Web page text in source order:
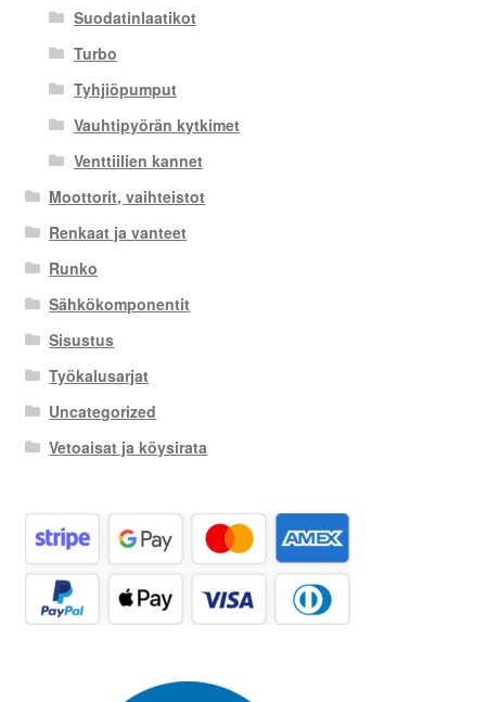
Suodatinlaatikot
Turbo
Tyhjiöpumput
Vauhtipyörän kytkimet
Venttiilien kannet
Moottorit, vaihteistot
Renkaat ja vanteet
Runko
Sähkökomponentit
Sisustus
Työkalusarjat
Uncategorized
Vetoaisat ja köysirata